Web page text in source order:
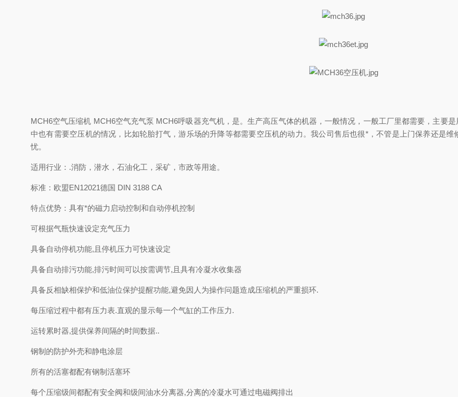
MCH6空气压缩机 MCH6空气充气泵 MCH6呼吸器充气机，是。生产高压气体的机器，一般情况，一般工厂里都需要，主要
中也有需要空压机的情况，比如轮胎打气，游乐场的升降等都需要空压机的动力。我公司售后也很*，不管是上门保养还是
忧。
适用行业：.消防，潜水，石油化工，采矿，市政等用途。
标准：欧盟EN12021德国 DIN 3188 CA
特点优势：具有*的磁力启动控制和自动停机控制
可根据气瓶快速设定充气压力
具备自动停机功能,且停机压力可快速设定
具备自动排污功能,排污时间可以按需调节,且具有冷凝水收集器
具备反相缺相保护和低油位保护提醒功能,避免因人为操作问题造成压缩机的严重损环.
每压缩过程中都有压力表.直观的显示每一个气缸的工作压力.
运转累时器,提供保养间隔的时间数据..
钢制的防护外壳和静电涂层
所有的活塞都配有钢制活塞环
每个压缩级间都配有安全阀和级间油水分离器,分离的冷凝水可通过电磁阀排出